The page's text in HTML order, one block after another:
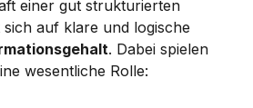
einer gut strukturierten
auf klare und logische
. Dabei spielen
wesentliche Rolle: